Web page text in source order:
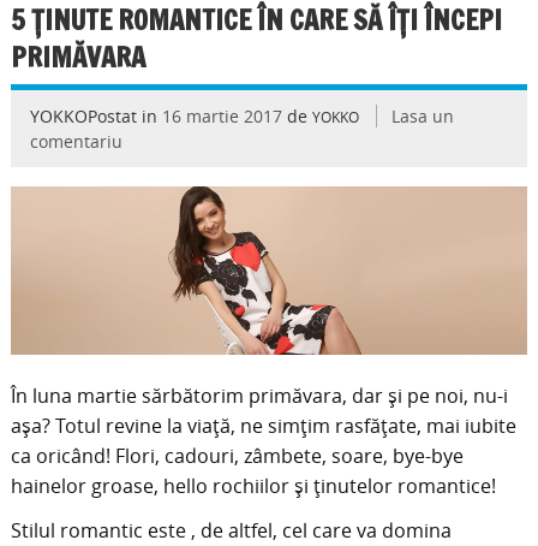
5 ȚINUTE ROMANTICE ÎN CARE SĂ ÎȚI ÎNCEPI
PRIMĂVARA
YOKKOPostat in 16 martie 2017de YOKKO
Lasa un
comentariu
În luna martie sărbătorim primăvara, dar și pe noi, nu-i
așa? Totul revine la viață, ne simțim rasfățate, mai iubite
ca oricând! Flori, cadouri, zâmbete, soare, bye-bye
hainelor groase, hello rochiilor și ținutelor romantice!
Stilul romantic este , de altfel, cel care va domina